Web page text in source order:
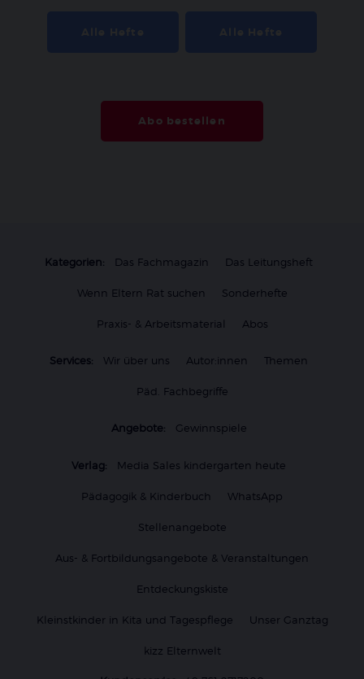
Abo bestellen
Kategorien: Das Fachmagazin Das Leitungsheft
Wenn Eltern Rat suchen Sonderhefte
Praxis- & Arbeitsmaterial Abos
Services: Wir über uns Autor:innen Themen
Päd. Fachbegriffe
Angebote: Gewinnspiele
Verlag: Media Sales kindergarten heute
Pädagogik & Kinderbuch WhatsApp
Stellenangebote
Aus- & Fortbildungsangebote & Veranstaltungen
Entdeckungskiste
Kleinstkinder in Kita und Tagespflege Unser Ganztag
kizz Elternwelt